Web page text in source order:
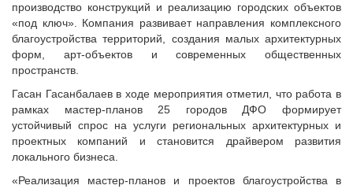
Семинары Совета
Издания Совета
Вопрос-ответ
ВАРМСУ
Новости ВАРМСУ
НАСЕЛЕНИЕ И МСУ
Новости ТОС
Лучшие практики ТОС
производство конструкций и реализацию городских объектов
«под ключ». Компания развивает направления комплексного
благоустройства территорий, создания малых архитектурных
форм, арт-объектов и современных общественных
пространств.
Гасан Гасанбалаев в ходе мероприятия отметил, что работа в
рамках мастер-планов 25 городов ДФО формирует
устойчивый спрос на услуги региональных архитектурных и
проектных компаний и становится драйвером развития
локального бизнеса.
«Реализация мастер-планов и проектов благоустройства в